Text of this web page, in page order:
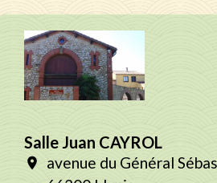
Salle Juan CAYROL
location_on
avenue du Général